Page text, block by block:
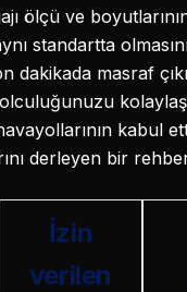
ölçü ve
standartta
dakikada masraf
kabul
derleyen bir
İzin
verilen